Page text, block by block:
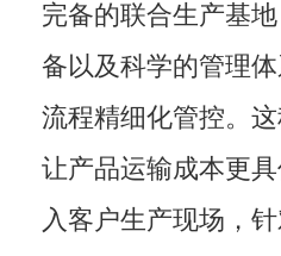
完备的联合生产基
备以及科学的管理
流程精细化管控。
让产品运输成本更
入客户生产现场，